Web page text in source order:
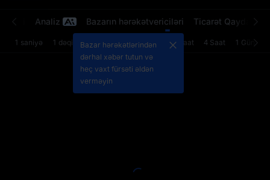
Analiz Bazarın hərəkətvericiləri Ticarət Qaydaları
1 saniyə 1 dəqiqə 5 dəqiqə 15 dəqiqə 1 Saat 4 Saat 1 Gün
Bazar hərəkətlərindən
dərhal xəbər tutun və
heç vaxt fürsəti əldən
verməyin